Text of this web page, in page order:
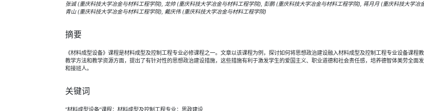
张诚 (重庆科技大学冶金与材料工程学院), 龙帅 (重庆科技大学冶金与材料工程学院), 彭鹏 (重庆科技大学冶金与材料工程学院), 蒋月月 (重庆科技大学冶
青山 (重庆科技大学冶金与材料工程学院), 戴庆伟 (重庆科技大学冶金与材料工程学院)
摘要
《材料成型设备》课程是材料成型及控制工程专业必修课程之一。文章以该课程为例，探讨如何将思想政治建设融入材料成型及控制工程专业设备课程教
教学方法和教学资源方面，提出了有针对性的思想政治建设措施，这些措施有利于激发学生的爱国主义、职业道德和社会责任感，培养德智体美劳全面
和接班人。
关键词
“材料成型设备”课程；材料成型及控制工程专业；思政建设